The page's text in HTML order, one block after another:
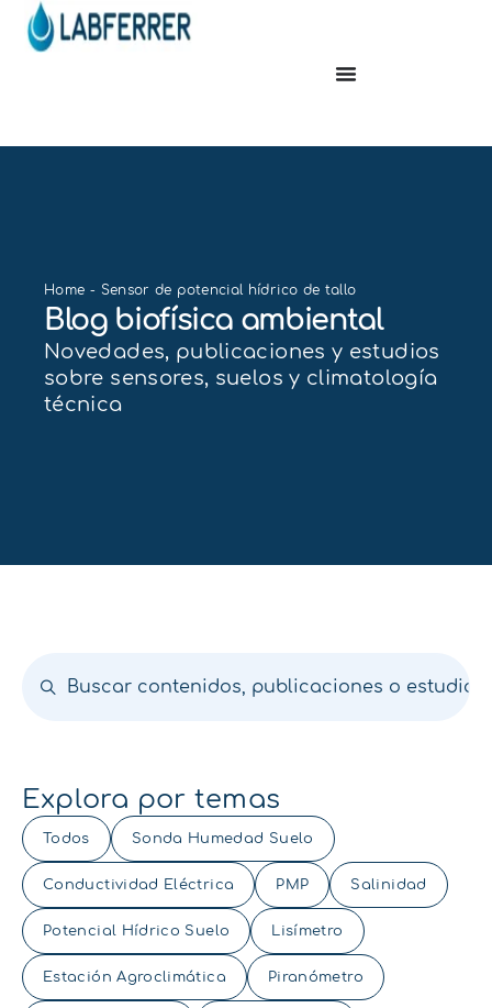
Home - Sensor de potencial hídrico de tallo
Blog biofísica ambiental
Novedades, publicaciones y estudios
sobre sensores, suelos y climatología
técnica
Explora por temas
Todos Sonda Humedad Suelo
Conductividad Eléctrica PMP Salinidad
Potencial Hídrico Suelo Lisímetro
Estación Agroclimática Piranómetro